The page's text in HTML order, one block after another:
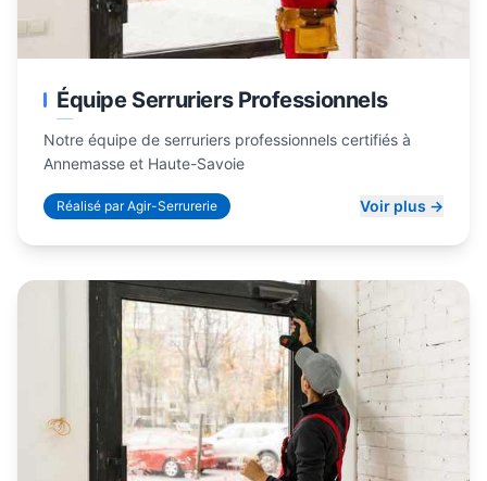
Équipe Serruriers Professionnels
Notre équipe de serruriers professionnels certifiés à
Annemasse et Haute-Savoie
Réalisé par Agir-Serrurerie Voir plus →